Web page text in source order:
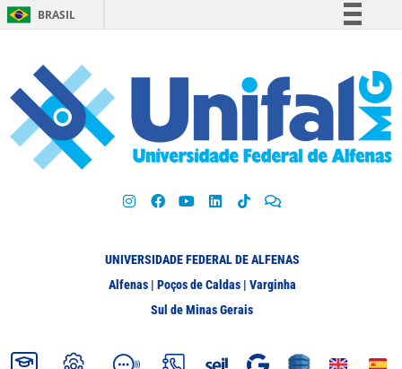
BRASIL
Participe
Acesso à informação
Legislação
UNIVERSIDADE FEDERAL DE ALFENAS
Alfenas | Poços de Caldas | Varginha
Sul de Minas Gerais